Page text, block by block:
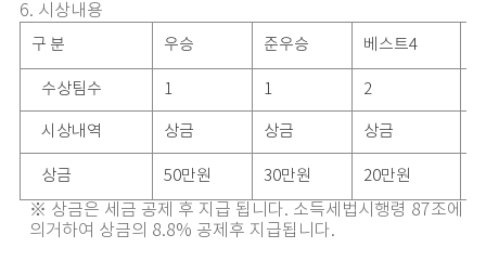
6. 시상내용
구 분
우승 준우승 베스트4
수상팀수 1 1 2
시상내역 상금 상금 상금
상금 50만원 30만원 20만원
※ 상금은 세금 공제 후 지급 됩니다. 소득세법시행령 87조에
의거하여 상금의 8.8% 공제후 지급됩니다.